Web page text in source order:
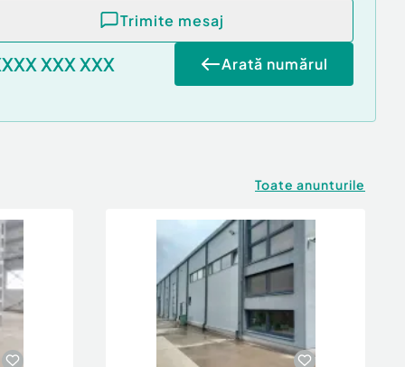
Trimite mesaj
XXX XXX Arată numărul
Toate anunturile